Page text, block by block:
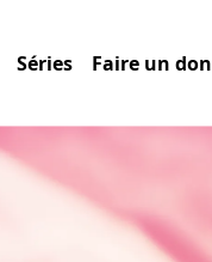
Séries Faire un don